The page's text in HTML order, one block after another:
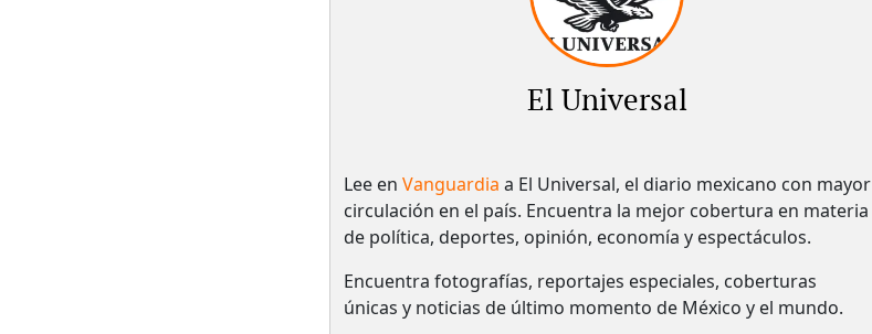
El Universal
Lee en Vanguardia a El Universal, el diario mexicano con mayor
circulación en el país.​ Encuentra la mejor cobertura en materia
de política, deportes, opinión, economía y espectáculos.
Encuentra fotografías, reportajes especiales, coberturas
únicas y noticias de último momento de México y el mundo.